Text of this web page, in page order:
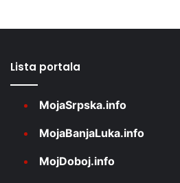
Lista portala
MojaSrpska.info
MojaBanjaLuka.info
MojDoboj.info